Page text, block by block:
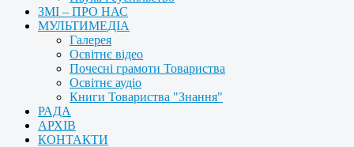
ЗМІ – ПРО НАС
МУЛЬТИМЕДІА
Галерея
Освітнє відео
Почесні грамоти Товариства
Освітнє аудіо
Книги Товариства "Знання"
РАДА
АРХІВ
КОНТАКТИ